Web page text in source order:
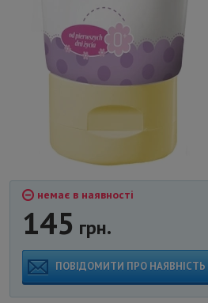
немає в наявності
145 грн.
ПОВІДОМИТИ ПРО НАЯВНІСТЬ